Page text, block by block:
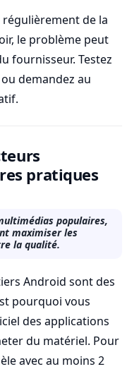
régulièrement de la
le problème peut
fournisseur. Testez
demandez au
pratiques
populaires,
maximiser les
la qualité.
Android sont des
pourquoi vous
des applications
du matériel. Pour
avec au moins 2